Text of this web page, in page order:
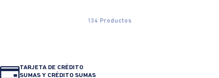
134 Productos
TARJETA DE CRÉDITO
SUMAS Y CRÉDITO SUMAS